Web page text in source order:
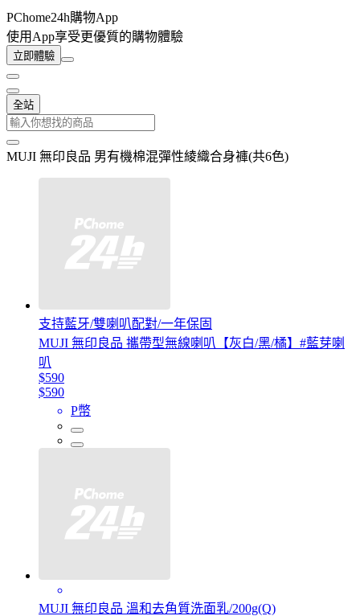
PChome24h購物App
使用App享受更優質的購物體驗
立即體驗
全站
MUJI 無印良品 男有機棉混彈性綾織合身褲(共6色)
支持藍牙/雙喇叭配對/一年保固
MUJI 無印良品 攜帶型無線喇叭【灰白/黑/橘】#藍芽喇
叭
$590
$590
P幣
MUJI 無印良品 溫和去角質洗面乳/200g(Q)